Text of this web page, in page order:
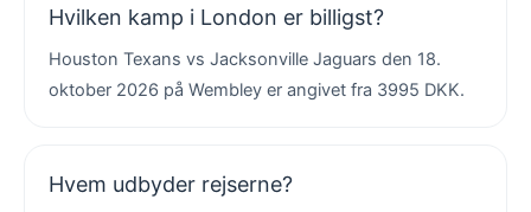
Hvilken kamp i London er billigst?
Houston Texans vs Jacksonville Jaguars den 18.
oktober 2026 på Wembley er angivet fra 3995 DKK.
Hvem udbyder rejserne?